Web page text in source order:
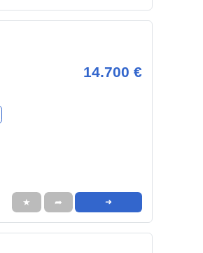
14.700 €
★ ➦ ➜